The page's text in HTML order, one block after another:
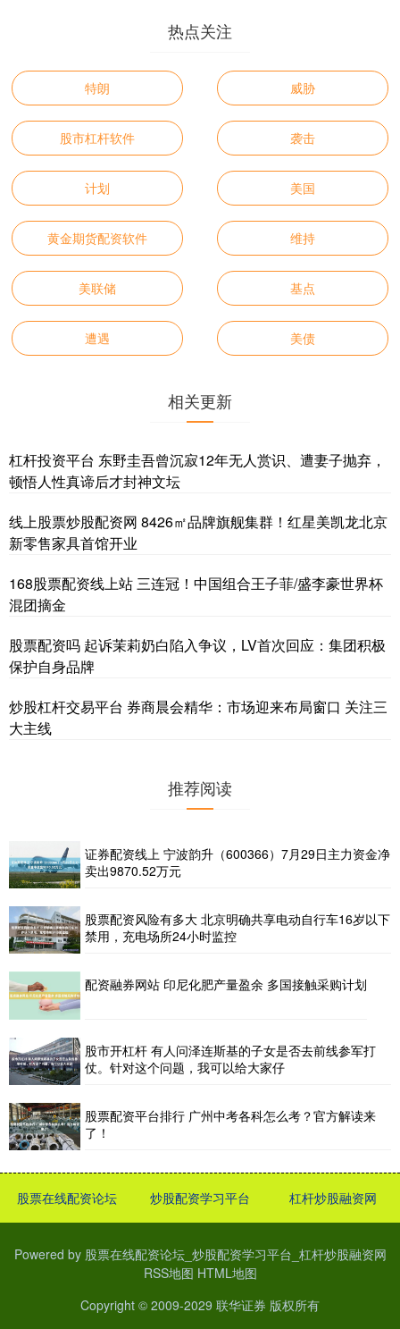
热点关注
特朗 威胁
股市杠杆软件 袭击
计划 美国
黄金期货配资软件 维持
美联储 基点
遭遇 美债
相关更新
杠杆投资平台 东野圭吾曾沉寂12年无人赏识、遭妻子抛弃，
顿悟人性真谛后才封神文坛
线上股票炒股配资网 8426㎡品牌旗舰集群！红星美凯龙北京
新零售家具首馆开业
168股票配资线上站 三连冠！中国组合王子菲/盛李豪世界杯
混团摘金
股票配资吗 起诉茉莉奶白陷入争议，LV首次回应：集团积极
保护自身品牌
炒股杠杆交易平台 券商晨会精华：市场迎来布局窗口 关注三
大主线
推荐阅读
证券配资线上 宁波韵升（600366）7月29日主力资金净
卖出9870.52万元
股票配资风险有多大 北京明确共享电动自行车16岁以下
禁用，充电场所24小时监控
配资融券网站 印尼化肥产量盈余 多国接触采购计划
股市开杠杆 有人问泽连斯基的子女是否去前线参军打
仗。针对这个问题，我可以给大家仔
股票配资平台排行 广州中考各科怎么考？官方解读来
了！
股票在线配资论坛 炒股配资学习平台 杠杆炒股融资网
Powered by 股票在线配资论坛_炒股配资学习平台_杠杆炒股融资网
RSS地图 HTML地图
Copyright © 2009-2029 联华证券 版权所有